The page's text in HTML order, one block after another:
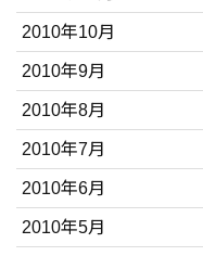
2010年10月
2010年9月
2010年8月
2010年7月
2010年6月
2010年5月